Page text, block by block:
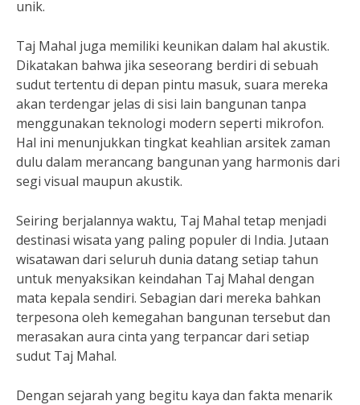
unik.
Taj Mahal juga memiliki keunikan dalam hal akustik.
Dikatakan bahwa jika seseorang berdiri di sebuah
sudut tertentu di depan pintu masuk, suara mereka
akan terdengar jelas di sisi lain bangunan tanpa
menggunakan teknologi modern seperti mikrofon.
Hal ini menunjukkan tingkat keahlian arsitek zaman
dulu dalam merancang bangunan yang harmonis dari
segi visual maupun akustik.
Seiring berjalannya waktu, Taj Mahal tetap menjadi
destinasi wisata yang paling populer di India. Jutaan
wisatawan dari seluruh dunia datang setiap tahun
untuk menyaksikan keindahan Taj Mahal dengan
mata kepala sendiri. Sebagian dari mereka bahkan
terpesona oleh kemegahan bangunan tersebut dan
merasakan aura cinta yang terpancar dari setiap
sudut Taj Mahal.
Dengan sejarah yang begitu kaya dan fakta menarik